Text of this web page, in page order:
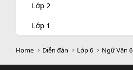
Lớp 2
Lớp 1
Home Diễn đàn Lớp 6 Ngữ Văn 6